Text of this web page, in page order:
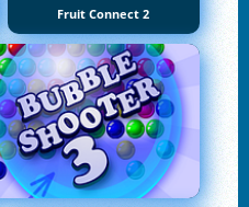
Fruit Connect 2